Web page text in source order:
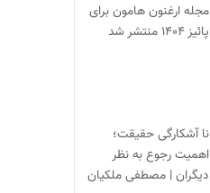
مجله ارغنون هامون برای
پائیز ۱۴۰۴ منتشر شد
نا آشکارگی حقیقت؛
اهمیت رجوع به نظر
دیگران | مصطفی ملکیان